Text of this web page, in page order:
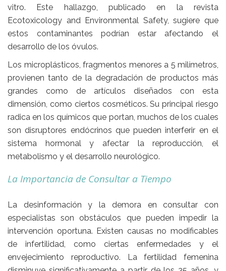
vitro. Este hallazgo, publicado en la revista
Ecotoxicology and Environmental Safety, sugiere que
estos contaminantes podrían estar afectando el
desarrollo de los óvulos.
Los microplásticos, fragmentos menores a 5 milímetros,
provienen tanto de la degradación de productos más
grandes como de artículos diseñados con esta
dimensión, como ciertos cosméticos. Su principal riesgo
radica en los químicos que portan, muchos de los cuales
sondisruptores endócrinos que pueden interferir en el
sistema hormonal y afectar lareproducción, el
metabolismo y el desarrollo neurológico.
La Importancia de Consultar a Tiempo
La desinformación y la demora en consultar con
especialistas son obstáculos que pueden impedir la
intervención oportuna. Existen causas no modificables
de infertilidad, como ciertas enfermedades y el
envejecimiento reproductivo. La fertilidad femenina